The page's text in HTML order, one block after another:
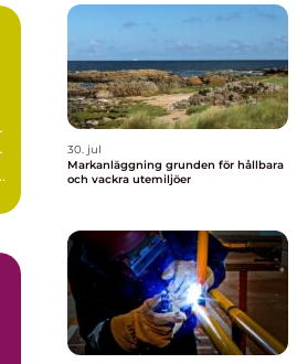
30. jul
Markanläggning grunden för hållbara
och vackra utemiljöer